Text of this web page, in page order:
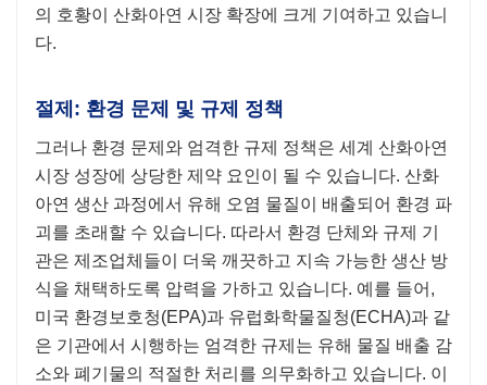
의 호황이 산화아연 시장 확장에 크게 기여하고 있습니
다.
절제: 환경 문제 및 규제 정책
그러나 환경 문제와 엄격한 규제 정책은 세계 산화아연
시장 성장에 상당한 제약 요인이 될 수 있습니다. 산화
아연 생산 과정에서 유해 오염 물질이 배출되어 환경 파
괴를 초래할 수 있습니다. 따라서 환경 단체와 규제 기
관은 제조업체들이 더욱 깨끗하고 지속 가능한 생산 방
식을 채택하도록 압력을 가하고 있습니다. 예를 들어,
미국 환경보호청(EPA)과 유럽화학물질청(ECHA)과 같
은 기관에서 시행하는 엄격한 규제는 유해 물질 배출 감
소와 폐기물의 적절한 처리를 의무화하고 있습니다. 이